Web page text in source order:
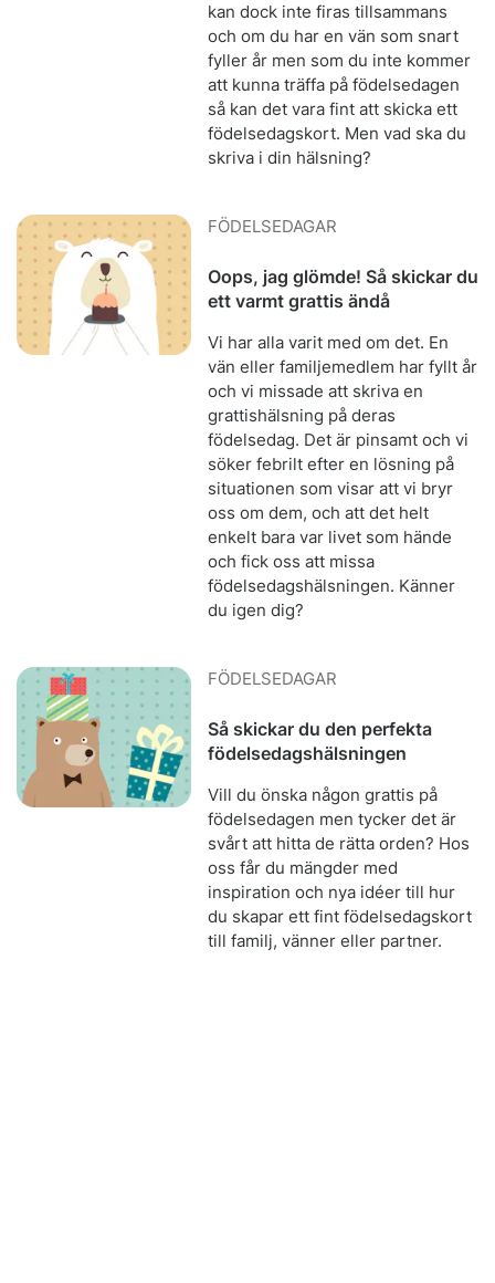
kan dock inte firas tillsammans
och om du har en vän som snart
fyller år men som du inte kommer
att kunna träffa på födelsedagen
så kan det vara fint att skicka ett
födelsedagskort. Men vad ska du
skriva i din hälsning?
FÖDELSEDAGAR
Oops, jag glömde! Så skickar du
ett varmt grattis ändå
Vi har alla varit med om det. En
vän eller familjemedlem har fyllt år
och vi missade att skriva en
grattishälsning på deras
födelsedag. Det är pinsamt och vi
söker febrilt efter en lösning på
situationen som visar att vi bryr
oss om dem, och att det helt
enkelt bara var livet som hände
och fick oss att missa
födelsedagshälsningen. Känner
du igen dig?
FÖDELSEDAGAR
Så skickar du den perfekta
födelsedagshälsningen
Vill du önska någon grattis på
födelsedagen men tycker det är
svårt att hitta de rätta orden? Hos
oss får du mängder med
inspiration och nya idéer till hur
du skapar ett fint födelsedagskort
till familj, vänner eller partner.